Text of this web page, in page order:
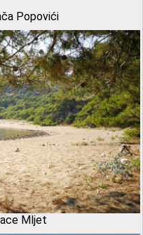
Popovići
Mljet